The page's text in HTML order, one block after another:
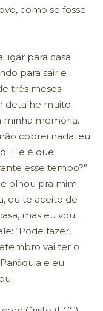
como se fosse
para casa
para sair e
três meses
detalhe muito
memória.
cobrei nada, eu
Ele é que
esse tempo?”
olhou pra mim
eu te aceito de
mas eu vou
“Pode fazer,
vai ter o
e eu